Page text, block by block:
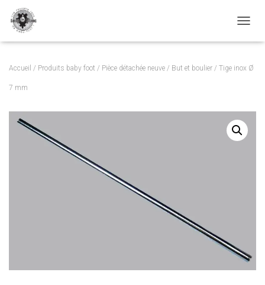
Accueil / Produits baby foot / Pièce détachée neuve / But et boulier / Tige inox Ø
7 mm